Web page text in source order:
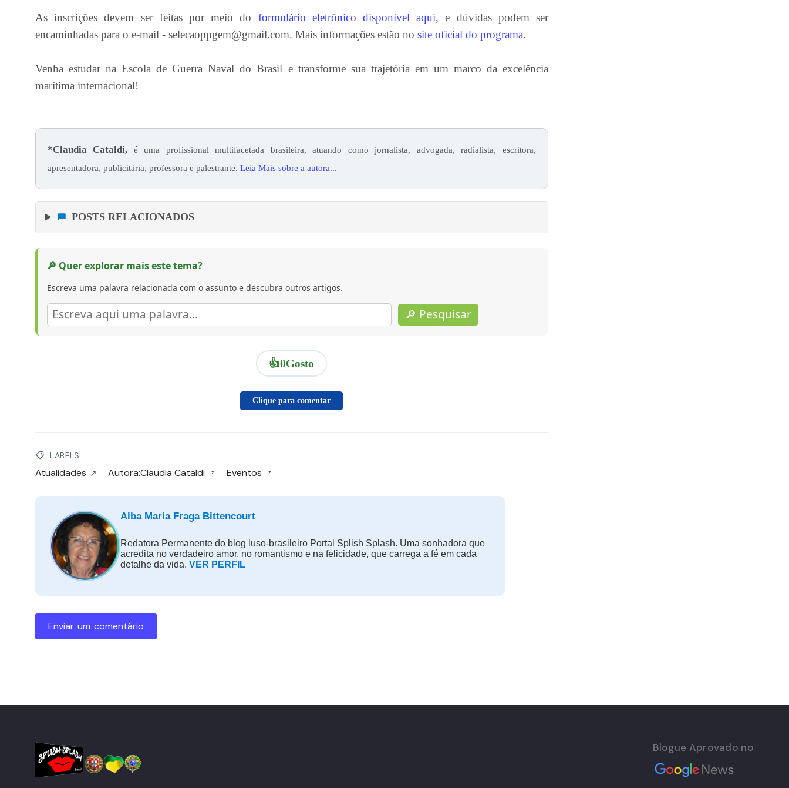
As inscrições devem ser feitas por meio do formulário eletrônico disponível aqui, e dúvidas podem ser
encaminhadas para o e-mail - selecaoppgem@gmail.com. Mais informações estão no site oficial do programa.
Venha estudar na Escola de Guerra Naval do Brasil e transforme sua trajetória em um marco da excelência
marítima internacional!
*Claudia Cataldi, é uma profissional multifacetada brasileira, atuando como jornalista, advogada, radialista, escritora,
apresentadora, publicitária, professora e palestrante. Leia Mais sobre a autora...
POSTS RELACIONADOS
🔎 Quer explorar mais este tema?
Escreva uma palavra relacionada com o assunto e descubra outros artigos.
🔎 Pesquisar
👍0Gosto
Clique para comentar
LABELS
Atualidades Autora:Claudia Cataldi Eventos
Alba Maria Fraga Bittencourt
Redatora Permanente do blog luso-brasileiro Portal Splish Splash. Uma sonhadora que
acredita no verdadeiro amor, no romantismo e na felicidade, que carrega a fé em cada
detalhe da vida. VER PERFIL
Enviar um comentário
Blogue Aprovado no